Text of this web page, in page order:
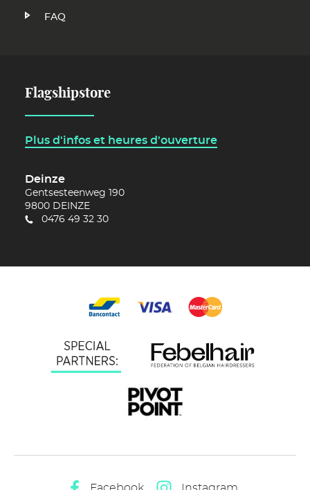
FAQ
Flagshipstore
Plus d'infos et heures d'ouverture
Deinze
Gentsesteenweg 190
9800 DEINZE
0476 49 32 30
Facebook Instagram